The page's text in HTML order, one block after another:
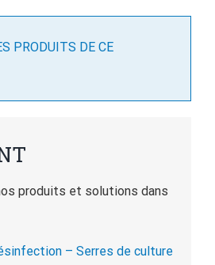
PRODUITS DE CE
produits et solutions dans
– Serres de culture